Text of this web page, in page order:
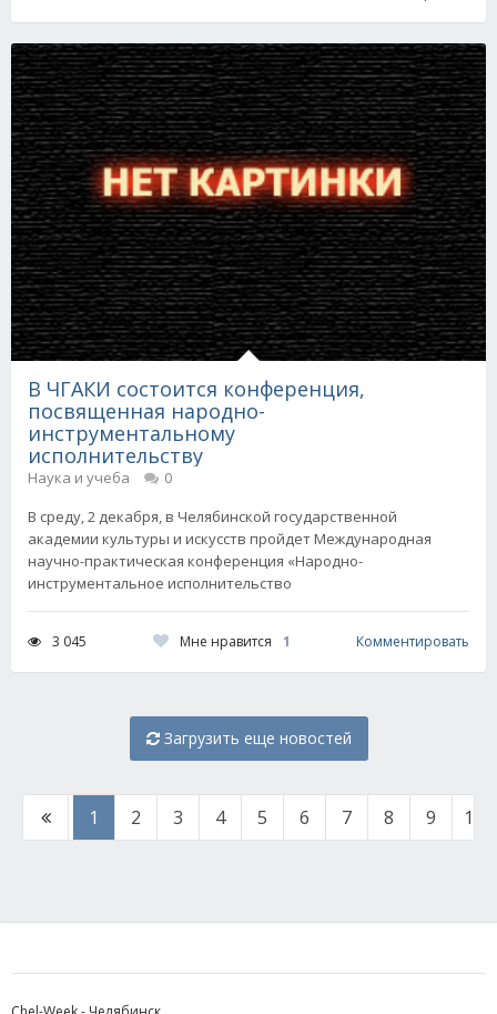
В ЧГАКИ состоится конференция,
посвященная народно-
инструментальному
исполнительству
Наука и учеба
0
В среду, 2 декабря, в Челябинской государственной
академии культуры и искусств пройдет Международная
научно-практическая конференция «Народно-
инструментальное исполнительство
3 045 Мне нравится 1 Комментировать
Загрузить еще новостей
1 2 3 4 5 6 7 8 9 10